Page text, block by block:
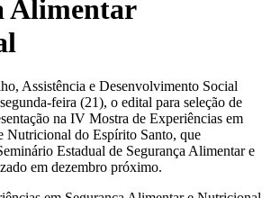
Alimentar
Assistência e Desenvolvimento Social
feira (21), o edital para seleção de
na IV Mostra de Experiências em
Nutricional do Espírito Santo, que
Estadual de Segurança Alimentar e
em dezembro próximo.